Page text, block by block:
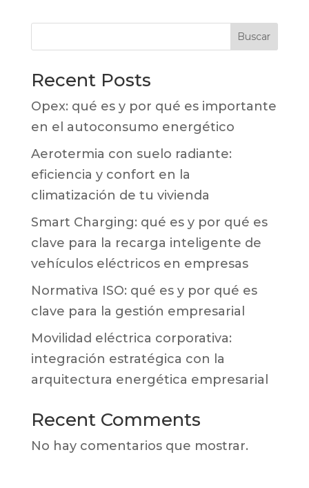
Buscar
Recent Posts
Opex: qué es y por qué es importante
en el autoconsumo energético
Aerotermia con suelo radiante:
eficiencia y confort en la
climatización de tu vivienda
Smart Charging: qué es y por qué es
clave para la recarga inteligente de
vehículos eléctricos en empresas
Normativa ISO: qué es y por qué es
clave para la gestión empresarial
Movilidad eléctrica corporativa:
integración estratégica con la
arquitectura energética empresarial
Recent Comments
No hay comentarios que mostrar.